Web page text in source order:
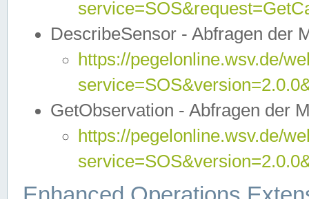
DescribeSensor - Abfragen der
https://pegelonline.wsv.de/
GetObservation - Abfragen der
https://pegelonline.wsv.de/